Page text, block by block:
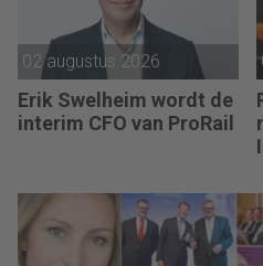
02 augustus 2026
Erik Swelheim wordt de
interim CFO van ProRail